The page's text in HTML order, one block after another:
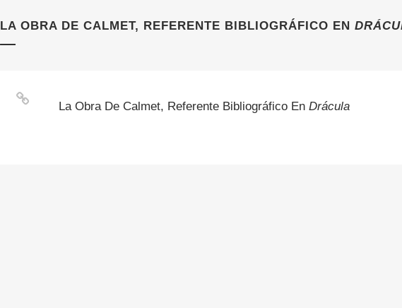
LA OBRA DE CALMET, REFERENTE BIBLIOGRÁFICO EN
La Obra De Calmet, Referente Bibliográfico En Drácula